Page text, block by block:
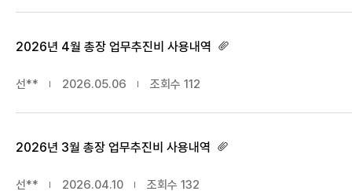
2026년 4월 총장 업무추진비 사용내역
선** 2026.05.06 조회수 112
2026년 3월 총장 업무추진비 사용내역
선** 2026.04.10 조회수 132